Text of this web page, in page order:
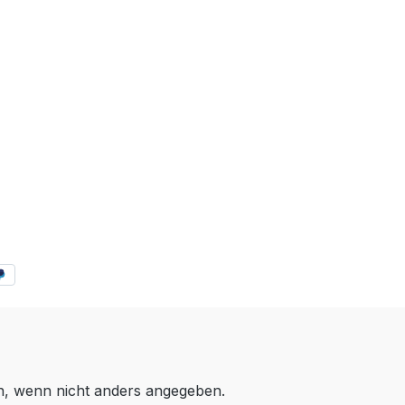
wenn nicht anders angegeben.